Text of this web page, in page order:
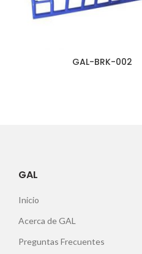
GAL-BRK-002
GAL
Inicio
Acerca de GAL
Preguntas Frecuentes